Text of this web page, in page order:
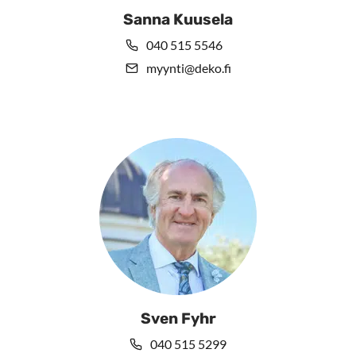
Sanna Kuusela
040 515 5546
myynti@deko.fi
Sven Fyhr
040 515 5299